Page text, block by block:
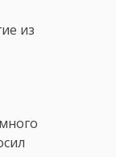
из